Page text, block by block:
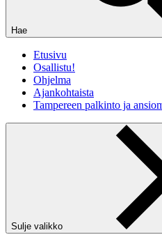
Hae
Etusivu
Osallistu!
Ohjelma
Ajankohtaista
Tampereen palkinto ja
Sulje valikko